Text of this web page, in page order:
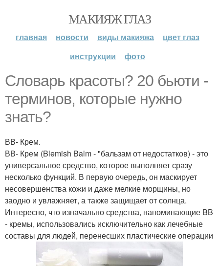
МАКИЯЖ ГЛАЗ
главная новости виды макияжа
цвет глаз
инструкции
фото
Словарь красоты? 20 бьюти -
терминов, которые нужно
знать?
ВВ- Крем.
ВВ- Крем (Blemish Balm - "бальзам от недостатков) - это
универсальное средство, которое выполняет сразу
несколько функций. В первую очередь, он маскирует
несовершенства кожи и даже мелкие морщины, но
заодно и увлажняет, а также защищает от солнца.
Интересно, что изначально средства, напоминающие BB
- кремы, использовались исключительно как лечебные
составы для людей, перенесших пластические операции